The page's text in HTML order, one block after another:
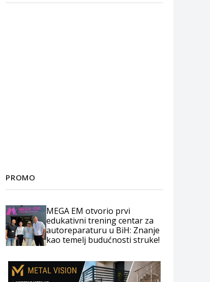
PROMO
MEGA EM otvorio prvi
edukativni trening centar za
autoreparaturu u BiH: Znanje
kao temelj budućnosti struke!